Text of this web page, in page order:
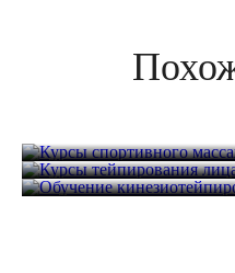
20 часов
Курсы
Обучение